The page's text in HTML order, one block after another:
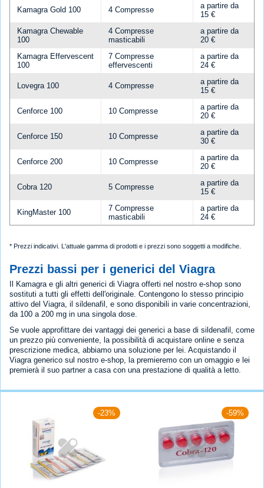
Kamagra Gold 100 4 Compresse
a partire da
15 €
Kamagra Chewable
100
4 Compresse
masticabili
a partire da
20 €
Kamagra Effervescent
100
7 Compresse
effervescenti
a partire da
24 €
Lovegra 100 4 Compresse
a partire da
15 €
Cenforce 100 10 Compresse
a partire da
20 €
Cenforce 150 10 Compresse
a partire da
30 €
Cenforce 200 10 Compresse
a partire da
20 €
Cobra 120 5 Compresse
a partire da
15 €
KingMaster 100
7 Compresse
masticabili
a partire da
24 €
* Prezzi indicativi. L'attuale gamma di prodotti e i prezzi sono soggetti a modifiche.
Prezzi bassi per i generici del Viagra
Il Kamagra e gli altri generici di Viagra offerti nel nostro e-shop sono
sostituti a tutti gli effetti dell'originale. Contengono lo stesso principio
attivo del Viagra, il sildenafil, e sono disponibili in varie concentrazioni,
da 100 a 200 mg in una singola dose.
Se vuole approfittare dei vantaggi dei generici a base di sildenafil, come
un prezzo più conveniente, la possibilità di acquistare online e senza
prescrizione medica, abbiamo una soluzione per lei. Acquistando il
Viagra generico sul nostro e-shop, la premieremo con un omaggio e lei
premierà il suo partner a casa con una prestazione di qualità a letto.
-23% -59%